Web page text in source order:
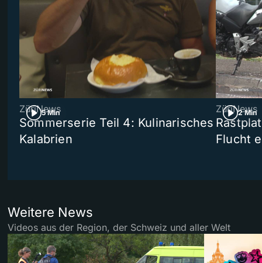
5 Min
ZüriNews
Sommerserie Teil 4: Kulinarisches
Kalabrien
2 Min
ZüriNews
Flucht
Weitere News
Videos aus der Region, der Schweiz und aller Welt